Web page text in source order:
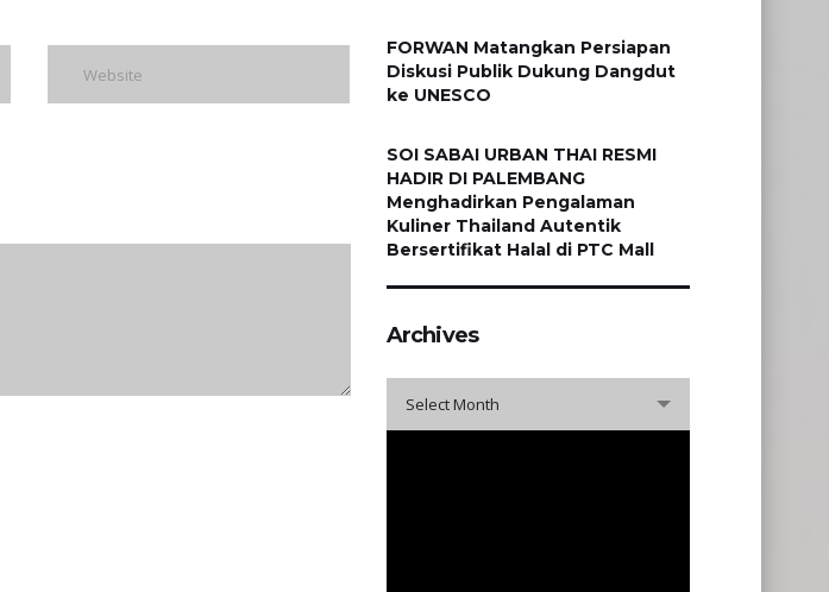
FORWAN Matangkan Persiapan
Diskusi Publik Dukung Dangdut
ke UNESCO
SOI SABAI URBAN THAI RESMI
HADIR DI PALEMBANG
Menghadirkan Pengalaman
Kuliner Thailand Autentik
Bersertifikat Halal di PTC Mall
Archives
Select Month